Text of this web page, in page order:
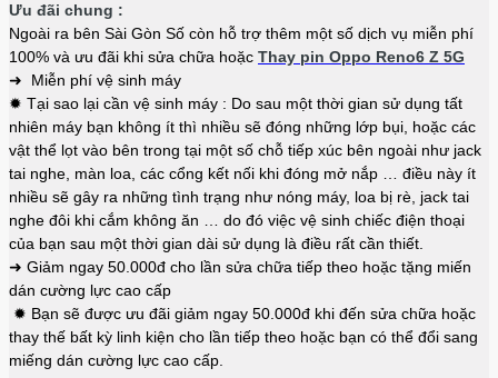
Ưu đãi chung :
Ngoài ra bên Sài Gòn Số còn hỗ trợ thêm một số dịch vụ miễn phí
100% và ưu đãi khi sửa chữa hoặc Thay pin Oppo Reno6 Z 5G
➜ Miễn phí vệ sinh máy
✹ Tại sao lại cần vệ sinh máy : Do sau một thời gian sử dụng tất
nhiên máy bạn không ít thì nhiều sẽ đóng những lớp bụi, hoặc các
vật thể lọt vào bên trong tại một số chỗ tiếp xúc bên ngoài như jack
tai nghe, màn loa, các cổng kết nối khi đóng mở nắp … điều này ít
nhiều sẽ gây ra những tình trạng như nóng máy, loa bị rè, jack tai
nghe đôi khi cắm không ăn … do đó việc vệ sinh chiếc điện thoại
của bạn sau một thời gian dài sử dụng là điều rất cần thiết.
➜ Giảm ngay 50.000đ cho lần sửa chữa tiếp theo hoặc tặng miến
dán cường lực cao cấp
✹ Bạn sẽ được ưu đãi giảm ngay 50.000đ khi đến sửa chữa hoặc
thay thế bất kỳ linh kiện cho lần tiếp theo hoặc bạn có thể đổi sang
miếng dán cường lực cao cấp.